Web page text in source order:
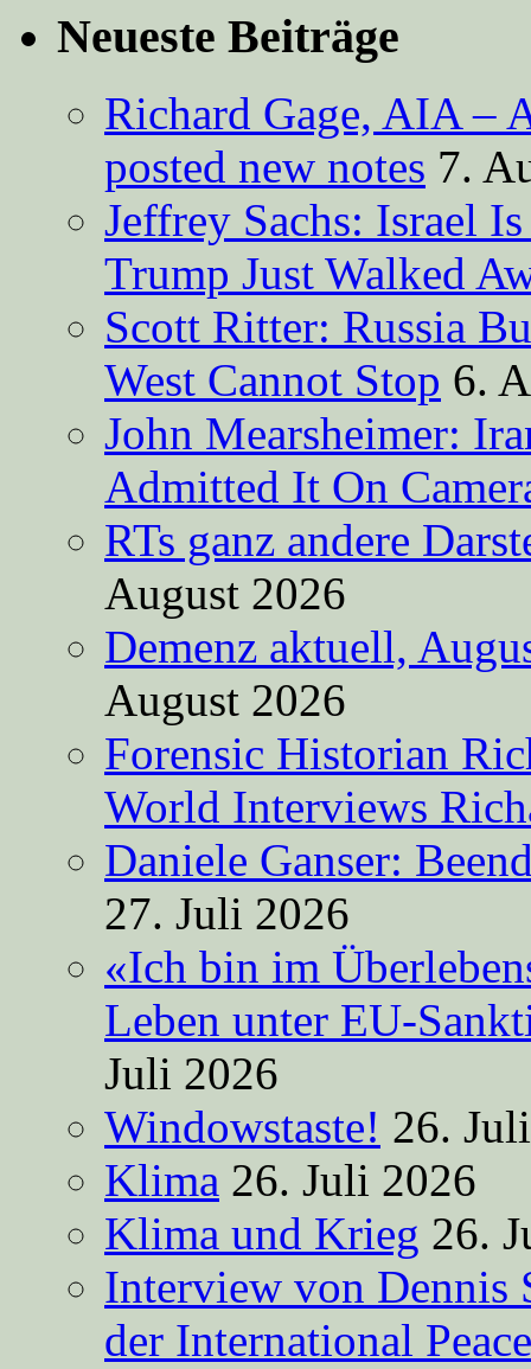
Neueste Beiträge
Richard Gage, AIA –
posted new notes 7.
Jeffrey Sachs: Israel
Trump Just Walked
Scott Ritter: Russia
West Cannot Stop 6.
John Mearsheimer:
Admitted It On
RTs ganz andere
August 2026
Demenz aktuell,
August 2026
Forensic Historian
World Interviews
Daniele Ganser:
27. Juli 2026
«Ich bin im
Leben unter EU-
Juli 2026
Windowstaste! 26.
Klima 26. Juli 2026
Klima und Krieg 26.
Interview von Dennis
der International